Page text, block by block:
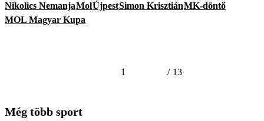
Nikolics NemanjaMolÚjpestSimon KrisztiánMK-döntő
MOL Magyar Kupa
1 / 13
Még több sport